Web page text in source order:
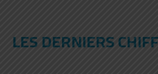
LES DERNIERS